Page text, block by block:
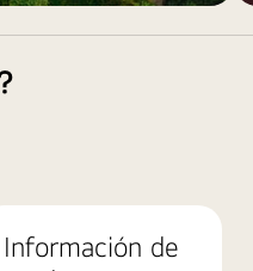
Información de